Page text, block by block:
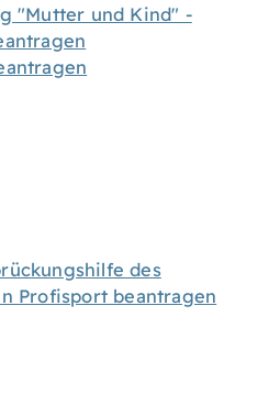
"Mutter und Kind" -
des
Profisport beantragen